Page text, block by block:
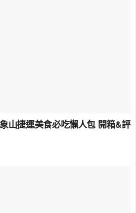
山捷運美食必吃懶人包 開箱&評